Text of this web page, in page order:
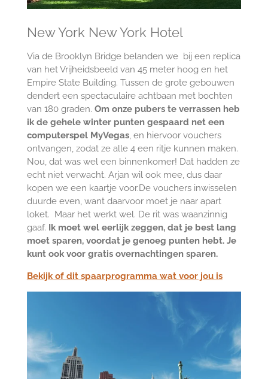
New York New York Hotel
Via de Brooklyn Bridge belanden we bij een replica
van het Vrijheidsbeeld van 45 meter hoog en het
Empire State Building. Tussen de grote gebouwen
dendert een spectaculaire achtbaan met bochten
van 180 graden. Om onze pubers te verrassen heb
ik de gehele winter punten gespaard net een
computerspel MyVegas, en hiervoor vouchers
ontvangen, zodat ze alle 4 een ritje kunnen maken.
Nou, dat was wel een binnenkomer! Dat hadden ze
echt niet verwacht. Arjan wil ook mee, dus daar
kopen we een kaartje voor.De vouchers inwisselen
duurde even, want daarvoor moet je naar apart
loket. Maar het werkt wel. De rit was waanzinnig
gaaf. Ik moet wel eerlijk zeggen, dat je best lang
moet sparen, voordat je genoeg punten hebt. Je
kunt ook voor gratis overnachtingen sparen.
Bekijk of dit spaarprogramma wat voor jou is